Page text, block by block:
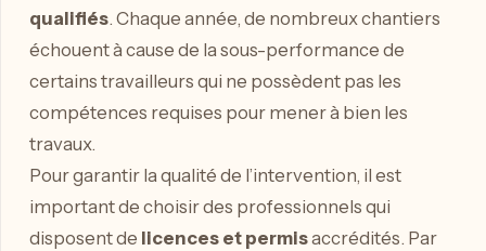
qualifiés. Chaque année, de nombreux chantiers
échouent à cause de la sous-performance de
certains travailleurs qui ne possèdent pas les
compétences requises pour mener à bien les
travaux.
Pour garantir la qualité de l’intervention, il est
important de choisir des professionnels qui
disposent de licences et permisaccrédités. Par